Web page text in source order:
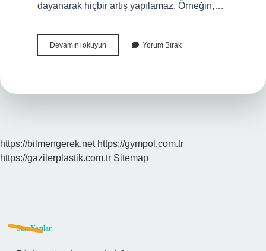
dayanarak hiçbir artış yapılamaz. Örneğin,…
Devamını okuyun
Zammı
Yorum Bırak
https://bilmengerek.net https://gympol.com.tr
https://gazilerplastik.com.tr Sitemap
Sidebar
Son Yazılar